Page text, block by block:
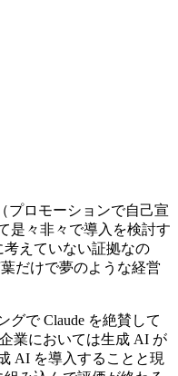
プロモーションで自己宣
是々非々で導入を検討す
えていない証拠なの
だけで夢のような経営
で Claude を絶賛して
業においては生成 AI が
AI を導入することと現